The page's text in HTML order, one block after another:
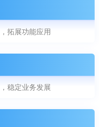
拓展功能应用
稳定业务发展